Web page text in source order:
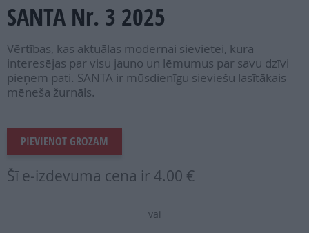
SANTA Nr. 3 2025
Vērtības, kas aktuālas modernai sievietei, kura
interesējas par visu jauno un lēmumus par savu dzīvi
pieņem pati. SANTA ir mūsdienīgu sieviešu lasītākais
mēneša žurnāls.
PIEVIENOT GROZAM
Šī e-izdevuma cena ir 4.00 €
vai